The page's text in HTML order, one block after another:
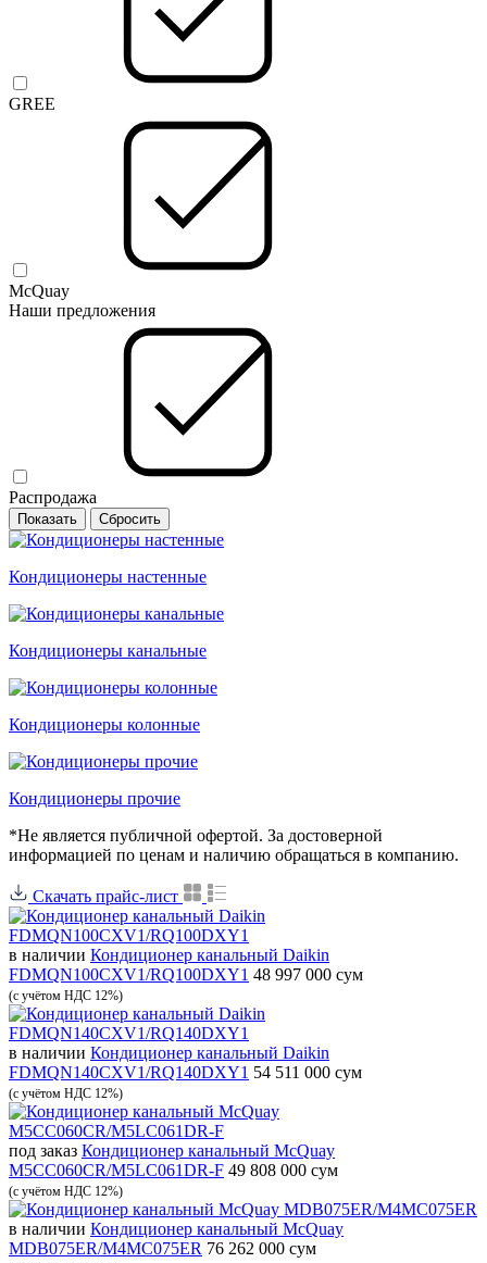
GREE
McQuay
Наши предложения
Распродажа
Кондиционеры настенные
Кондиционеры канальные
Кондиционеры колонные
Кондиционеры прочие
*Не является публичной офертой. За достоверной
информацией по ценам и наличию обращаться в компанию.
Скачать прайс-лист
в наличии Кондиционер канальный Daikin
FDMQN100CXV1/RQ100DXY1 48 997 000 сум
(с учётом НДС 12%)
в наличии Кондиционер канальный Daikin
FDMQN140CXV1/RQ140DXY1 54 511 000 сум
(с учётом НДС 12%)
под заказ Кондиционер канальный McQuay
M5CC060CR/M5LC061DR-F 49 808 000 сум
(с учётом НДС 12%)
в наличии Кондиционер канальный McQuay
MDB075ER/M4MC075ER 76 262 000 сум